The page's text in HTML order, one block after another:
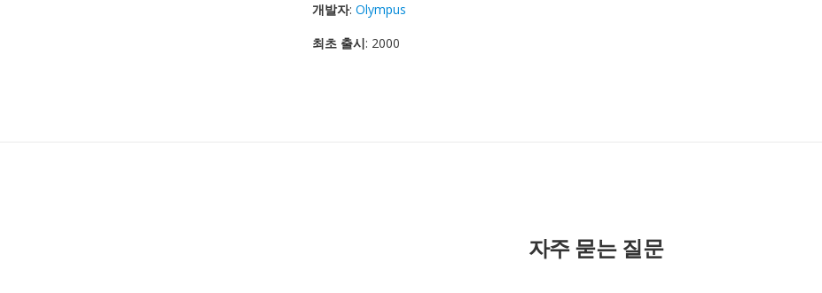
개발자: Olympus
최초 출시: 2000
자주 묻는 질문